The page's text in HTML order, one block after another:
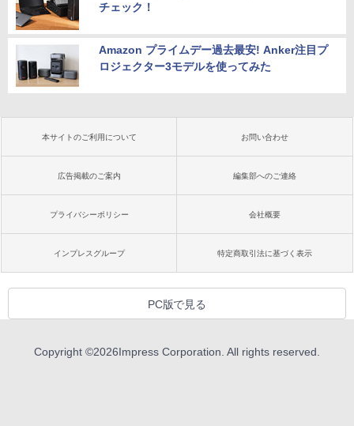
チェック！
Amazon プライムデー過去最安! Anker注目プ
ロジェクター3モデルを使ってみた
本サイトのご利用について お問い合わせ
広告掲載のご案内 編集部へのご連絡
プライバシーポリシー 会社概要
インプレスグループ 特定商取引法に基づく表示
PC版で見る
Copyright ©2026Impress Corporation. All rights reserved.